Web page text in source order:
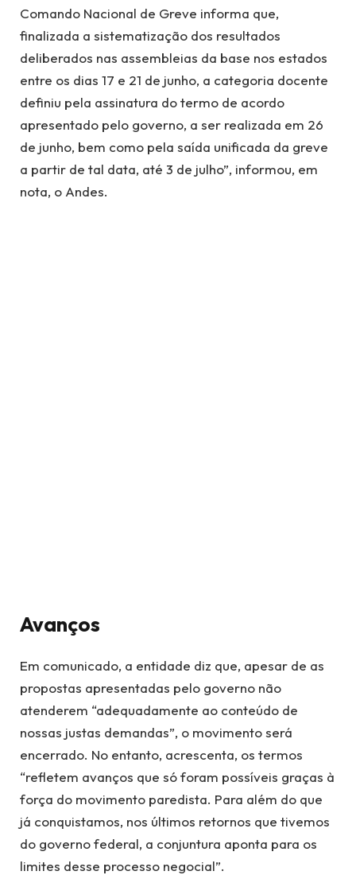
Comando Nacional de Greve informa que,
finalizada a sistematização dos resultados
deliberados nas assembleias da base nos estados
entre os dias 17 e 21 de junho, a categoria docente
definiu pela assinatura do termo de acordo
apresentado pelo governo, a ser realizada em 26
de junho, bem como pela saída unificada da greve
a partir de tal data, até 3 de julho”, informou, em
nota, o Andes.
Avanços
Em comunicado, a entidade diz que, apesar de as
propostas apresentadas pelo governo não
atenderem “adequadamente ao conteúdo de
nossas justas demandas”, o movimento será
encerrado. No entanto, acrescenta, os termos
“refletem avanços que só foram possíveis graças à
força do movimento paredista. Para além do que
já conquistamos, nos últimos retornos que tivemos
do governo federal, a conjuntura aponta para os
limites desse processo negocial”.